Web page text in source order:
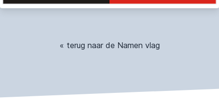
« terug naar de Namen vlag